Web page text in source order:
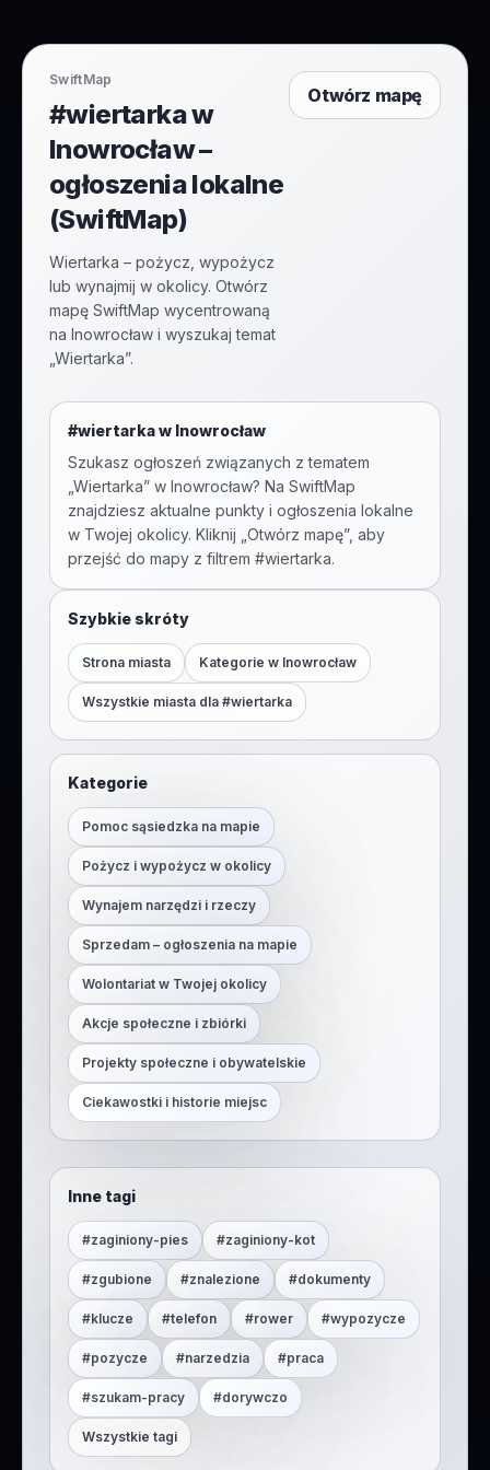
SwiftMap
#wiertarka w
Inowrocław –
ogłoszenia lokalne
(SwiftMap)
Wiertarka – pożycz, wypożycz
lub wynajmij w okolicy. Otwórz
mapę SwiftMap wycentrowaną
na Inowrocław i wyszukaj temat
„Wiertarka”.
Otwórz mapę
#wiertarkaw Inowrocław
Szukasz ogłoszeń związanych z tematem
Wiertarka” w Inowrocław? Na SwiftMap
znajdziesz aktualne punkty i ogłoszenia lokalne
w Twojej okolicy. Kliknij „Otwórz mapę”, aby
przejść do mapy z filtrem #wiertarka.
Szybkie skróty
Strona miasta Kategorie w Inowrocław
Wszystkie miasta dla #wiertarka
Kategorie
Pomoc sąsiedzka na mapie
Pożycz i wypożycz w okolicy
Wynajem narzędzi i rzeczy
Sprzedam – ogłoszenia na mapie
Wolontariat w Twojej okolicy
Akcje społeczne i zbiórki
Projekty społeczne i obywatelskie
Ciekawostki i historie miejsc
Inne tagi
#zaginiony-pies #zaginiony-kot
#zgubione #znalezione #dokumenty
#klucze #telefon #rower #wypozycze
#pozycze #narzedzia #praca
#szukam-pracy #dorywczo
Wszystkie tagi